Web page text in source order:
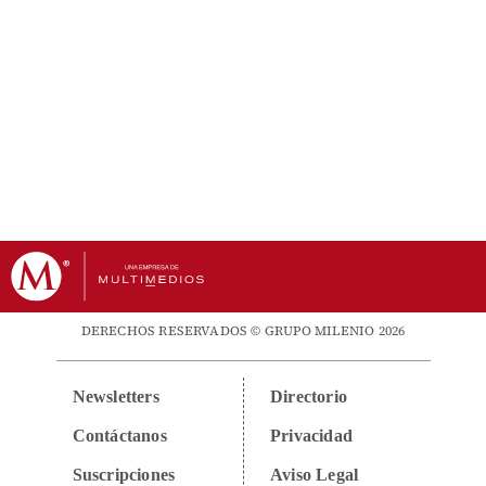
DERECHOS RESERVADOS © GRUPO MILENIO 2026
Newsletters
Contáctanos
Suscripciones
Directorio
Privacidad
Aviso Legal